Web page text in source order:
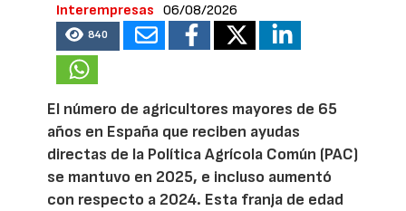
Interempresas
06/08/2026
840
El número de agricultores mayores de 65
años en España que reciben ayudas
directas de la Política Agrícola Común (PAC)
se mantuvo en 2025, e incluso aumentó
con respecto a 2024. Esta franja de edad